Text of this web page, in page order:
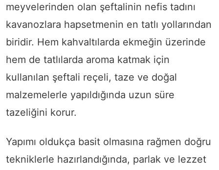
meyvelerinden olan şeftalinin nefis tadını
kavanozlara hapsetmenin en tatlı yollarından
biridir. Hem kahvaltılarda ekmeğin üzerinde
hem de tatlılarda aroma katmak için
kullanılan şeftali reçeli, taze ve doğal
malzemelerle yapıldığında uzun süre
tazeliğini korur.
Yapımı oldukça basit olmasına rağmen doğru
tekniklerle hazırlandığında, parlak ve lezzet